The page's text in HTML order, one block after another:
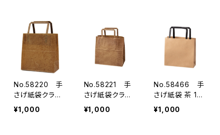
No.58220 手
さげ紙袋クラフ
トロウ引き180×
100×190mm
¥1,000
No.58221 手
さげ紙袋クラフ
トロウ引き220×
120×210mm
¥1,000
No.58466 手
さげ紙袋 茶 18
0×60×170mm
10枚
¥1,000